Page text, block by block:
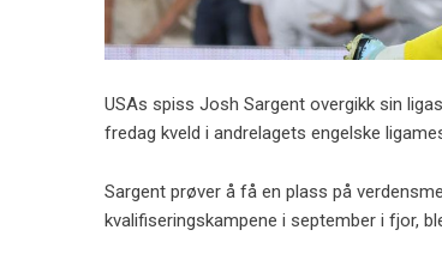
USAs spiss Josh Sargent overgikk sin
fredag ​​kveld i andrelagets engelske
Sargent prøver å få en plass på
kvalifiseringskampene i september i fjor,